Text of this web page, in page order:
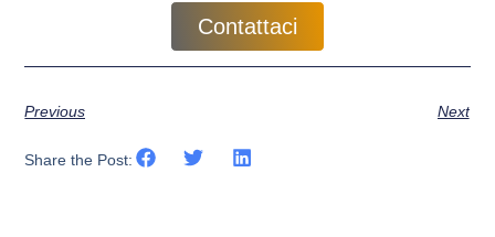
Contattaci
Previous Next
Share the Post: